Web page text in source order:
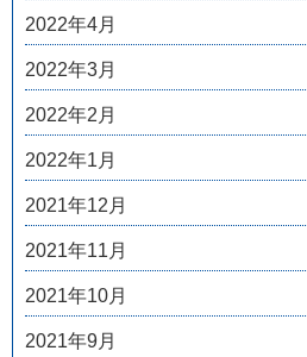
2022年4月
2022年3月
2022年2月
2022年1月
2021年12月
2021年11月
2021年10月
2021年9月